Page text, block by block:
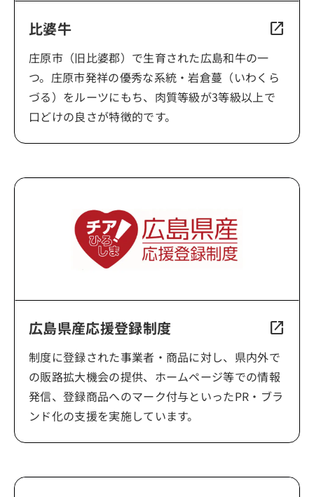
比婆牛 open_in_new
庄原市（旧比婆郡）で生育された広島和牛の一
つ。庄原市発祥の優秀な系統・岩倉蔓（いわくら
づる）をルーツにもち、肉質等級が3等級以上で
口どけの良さが特徴的です。
広島県産応援登録制度 open_in_new
制度に登録された事業者・商品に対し、県内外で
の販路拡大機会の提供、ホームページ等での情報
発信、登録商品へのマーク付与といったPR・ブラ
ンド化の支援を実施しています。